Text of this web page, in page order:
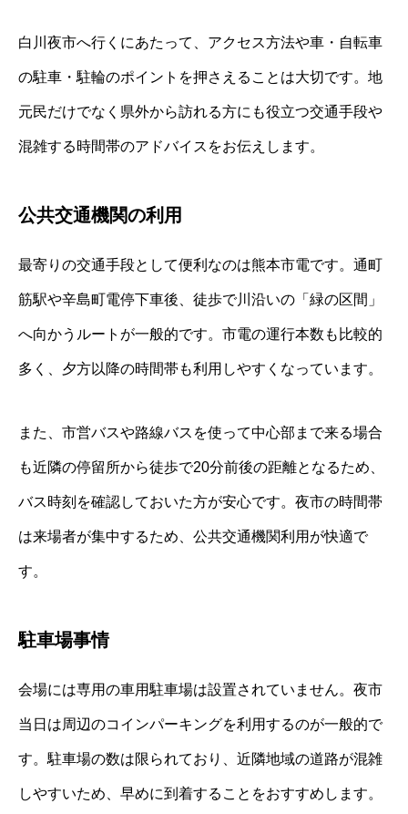
白川夜市へ行くにあたって、アクセス方法や車・自転車
の駐車・駐輪のポイントを押さえることは大切です。地
元民だけでなく県外から訪れる方にも役立つ交通手段や
混雑する時間帯のアドバイスをお伝えします。
公共交通機関の利用
最寄りの交通手段として便利なのは熊本市電です。通町
筋駅や辛島町電停下車後、徒歩で川沿いの「緑の区間」
へ向かうルートが一般的です。市電の運行本数も比較的
多く、夕方以降の時間帯も利用しやすくなっています。
また、市営バスや路線バスを使って中心部まで来る場合
も近隣の停留所から徒歩で20分前後の距離となるため、
バス時刻を確認しておいた方が安心です。夜市の時間帯
は来場者が集中するため、公共交通機関利用が快適で
す。
駐車場事情
会場には専用の車用駐車場は設置されていません。夜市
当日は周辺のコインパーキングを利用するのが一般的で
す。駐車場の数は限られており、近隣地域の道路が混雑
しやすいため、早めに到着することをおすすめします。